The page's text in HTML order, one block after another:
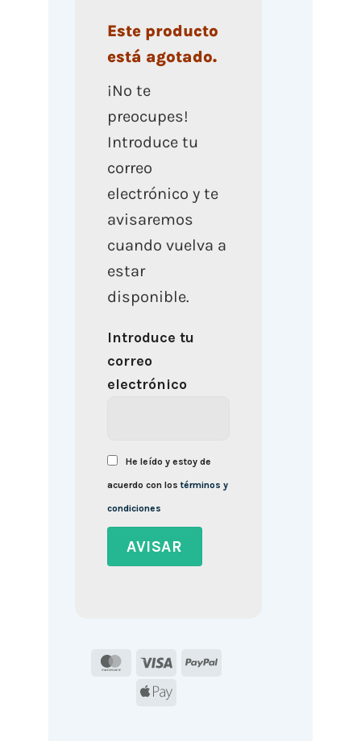
Este producto
está agotado.
¡No te
preocupes!
Introduce tu
correo
electrónico y te
avisaremos
cuando vuelva a
estar
disponible.
Introduce tu
correo
electrónico
He leído y estoy de
acuerdo con lostérminos y
condiciones
MasterCard
Visa
PayPal
Apple